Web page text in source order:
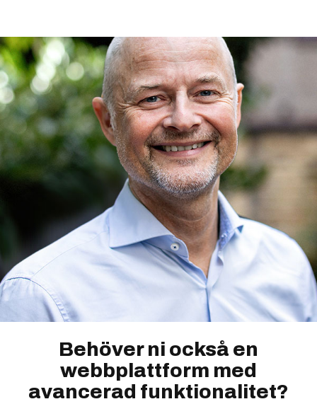
Behöver ni också en
webbplattform med
avancerad funktionalitet?